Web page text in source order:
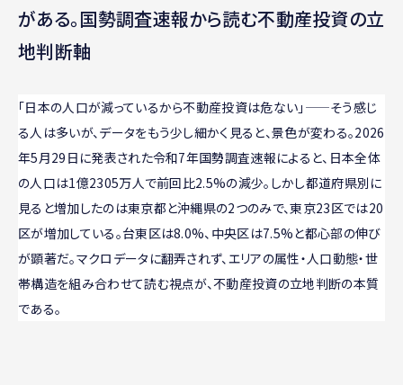
がある。国勢調査速報から読む不動産投資の立
地判断軸
「日本の人口が減っているから不動産投資は危ない」——そう感じ
る人は多いが、データをもう少し細かく見ると、景色が変わる。2026
年5月29日に発表された令和7年国勢調査速報によると、日本全体
の人口は1億2305万人で前回比2.5%の減少。しかし都道府県別に
見ると増加したのは東京都と沖縄県の2つのみで、東京23区では20
区が増加している。台東区は8.0%、中央区は7.5%と都心部の伸び
が顕著だ。マクロデータに翻弄されず、エリアの属性・人口動態・世
帯構造を組み合わせて読む視点が、不動産投資の立地判断の本質
である。